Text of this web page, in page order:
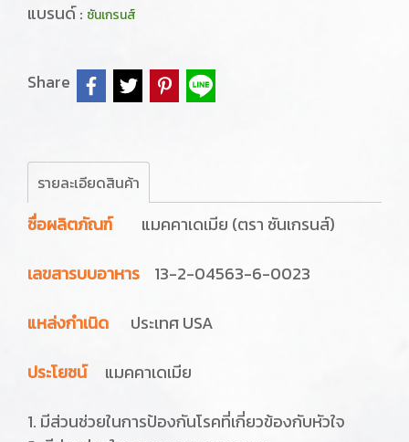
แบรนด์ : ซันเกรนส์
Share
รายละเอียดสินค้า
ชื่อผลิตภัณฑ์
แมคคาเดเมีย (ตรา ซันเกรนส์)
เลขสารบบอาหาร 13-2-04563-6-0023
แหล่งกำเนิด
ประเทศ USA
ประโยชน์
แมคคาเดเมีย
1. มีส่วนช่วยในการป้องกันโรคที่เกี่ยวข้องกับหัวใจ